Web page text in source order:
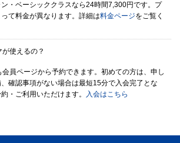
・ベーシッククラスなら24時間7,300円です。プ
て料金が異なります。詳細は料金ページをご覧く
使えるの？
員ページから予約できます。初めての方は、申し
確認事項がない場合は最短15分で入会完了とな
・ご利用いただけます。
入会はこちら